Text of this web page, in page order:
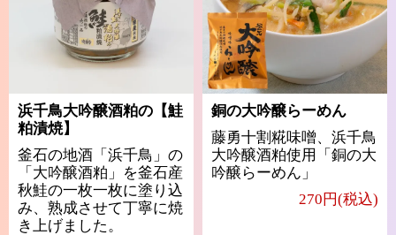
浜千鳥大吟醸酒粕の【鮭
粕漬焼】
釜石の地酒「浜千鳥」の
「大吟醸酒粕」を釜石産
秋鮭の一枚一枚に塗り込
み、熟成させて丁寧に焼
き上げました。
銅の大吟醸らーめん
藤勇十割糀味噌、浜千鳥
大吟醸酒粕使用「銅の大
吟醸らーめん」
270円(税込)